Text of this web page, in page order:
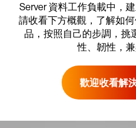
Server 資料工作負載中，
請收看下方概觀，了解如
品，按照自己的步調，挑
性、韌性，兼
歡迎收看解